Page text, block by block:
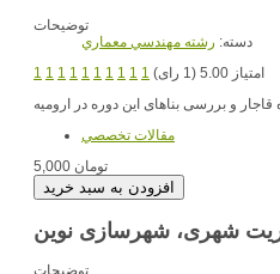
توضیحات
دسته: رشته مهندسي معماري
1 1 1 1 1 1 1 1 1 1
امتیاز 5.00 (1 رای)
مقالات تخصصي
5,000 تومان
شهری، شهرسازی نوین
توضیحات